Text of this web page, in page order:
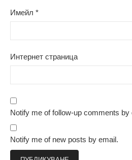
Имейл *
Интернет страница
Notify me of follow-up comments by
Notify me of new posts by email.